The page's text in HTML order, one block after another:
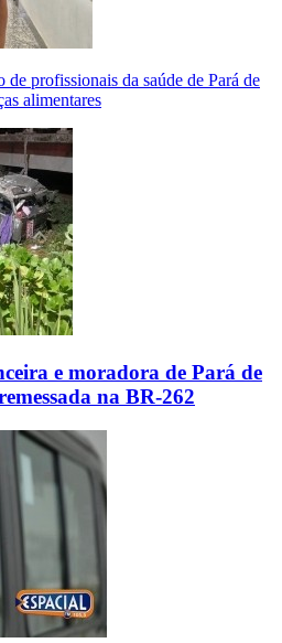
de profissionais da saúde de Pará de
alimentares
e moradora de Pará de
na BR-262